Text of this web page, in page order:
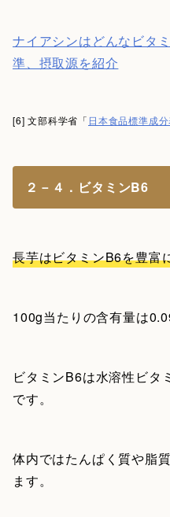
ナイアシンはどんなビタ
準、摂取源を紹介
[6] 文部科学省「 日本食品標準成
２－４．ビタミンB6
長芋はビタミンB6を豊富
100g当たりの含有量は
ビタミンB6は水溶性ビタ
です。
体内ではたんぱく質や脂
ます。